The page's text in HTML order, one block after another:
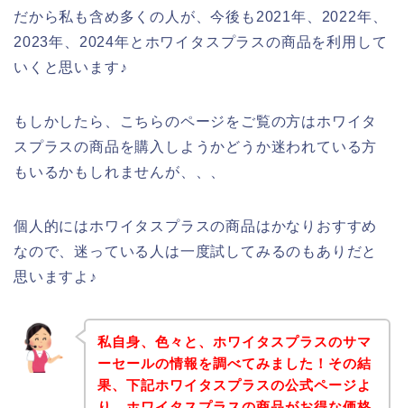
だから私も含め多くの人が、今後も2021年、2022年、
2023年、2024年とホワイタスプラスの商品を利用して
いくと思います♪
もしかしたら、こちらのページをご覧の方はホワイタ
スプラスの商品を購入しようかどうか迷われている方
もいるかもしれませんが、、、
個人的にはホワイタスプラスの商品はかなりおすすめ
なので、迷っている人は一度試してみるのもありだと
思いますよ♪
私自身、色々と、ホワイタスプラスのサマ
ーセールの情報を調べてみました！その結
果、下記ホワイタスプラスの公式ページよ